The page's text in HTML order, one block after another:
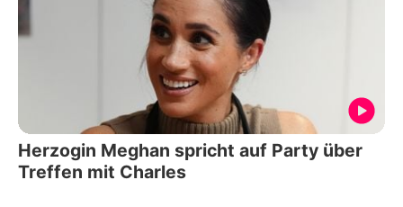
Herzogin Meghan spricht auf Party über
Treffen mit Charles